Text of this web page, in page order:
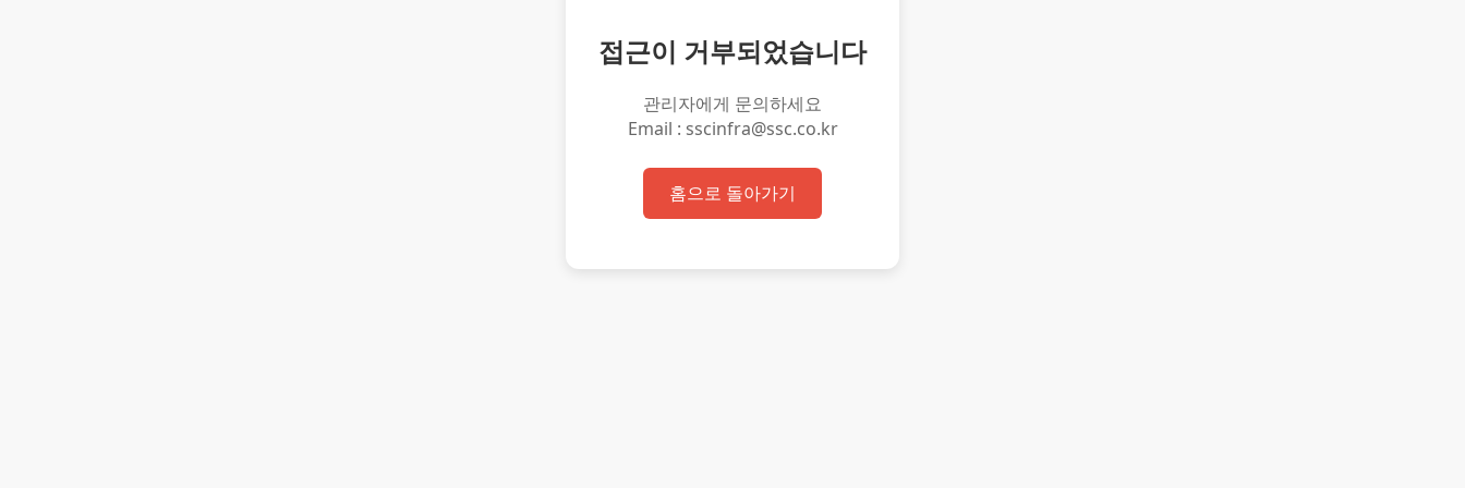
접근이 거부되었습니다
관리자에게 문의하세요
Email : sscinfra@ssc.co.kr
홈으로 돌아가기